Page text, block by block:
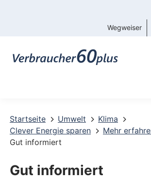
Wegweiser
Startseite Umwelt
Klima
Clever Energie sparen
Mehr
Gut informiert
Gut informiert